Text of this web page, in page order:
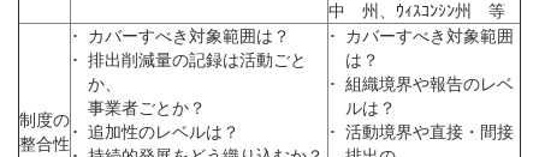
中
州、ｳｨｽｺﾝｼﾝ州 等
制度の
整合性
･
カバーすべき対象範囲は？
･ 排出削減量の記録は活動ごと
か、
事業者ごとか？
･ 追加性のレベルは？
･
カバーすべき対象範囲
は？
･ 組織境界や報告のレベ
ルは？
･ 活動境界や直接・間接